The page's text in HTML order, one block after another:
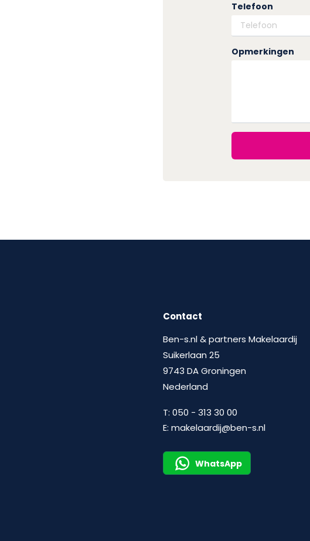
Telefoon
Opmerkingen
Contact
Ben-s.nl & partners Makelaardij
Suikerlaan 25
9743 DA Groningen
Nederland
T:050 - 313 30 00
E:makelaardij@ben-s.nl
WhatsApp